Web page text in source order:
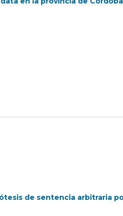
de sentencia arbitraria